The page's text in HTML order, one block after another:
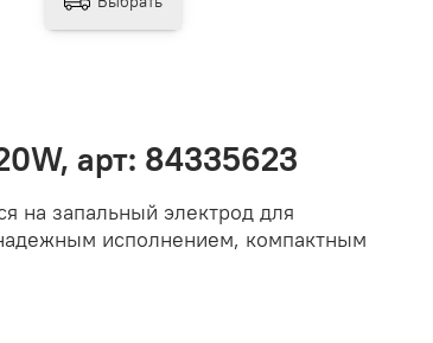
арт: 84335623
на запальный электрод для
исполнением, компактным